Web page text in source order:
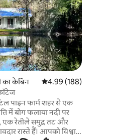
केबिन औसत रेटिंग 5 में से 4.99,
4.99 (188)
पाइन फार्म शहर से एक
में बोग फलाया नदी पर
रेतीले समुद्र तट और
रास्ते हैं। आपको विश्वास